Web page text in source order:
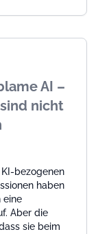
AI –
nicht
bezogenen
haben
eine
Aber die
sie beim